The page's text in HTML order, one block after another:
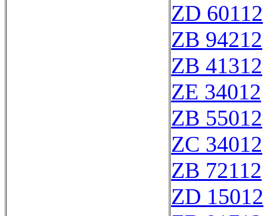
ZD 60112
ZB 94212
ZB 41312
ZE 34012
ZB 55012
ZC 34012
ZB 72112
ZD 15012